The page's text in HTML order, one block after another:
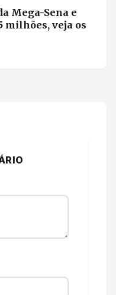
Mega-Sena e
milhões, veja os